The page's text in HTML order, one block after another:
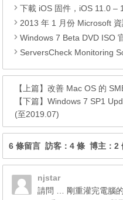
下載 iOS 固件，iOS 11.0 –
2013 年 1 月份 Microsoft
Windows 7 Beta DVD ISO
ServersCheck Monitoring
【上篇】改善 Mac OS 的
【下篇】Windows 7 SP1
(至2019.07)
6 條留言 訪客：4 條 博主：2
njstar
請問 … 剛重灌完電腦